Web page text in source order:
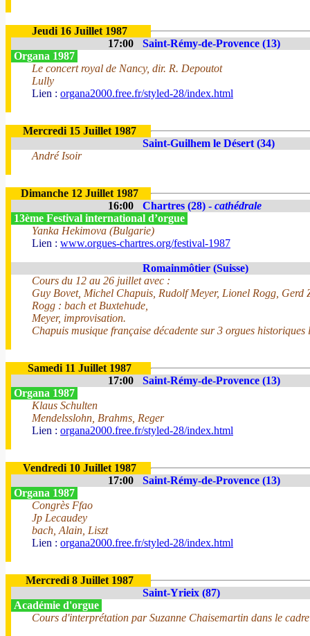
Jeudi 16 Juillet 1987
17:00
Saint-Rémy-de-Provence (13)
Organa 1987
Le concert royal de Nancy, dir. R. Depoutot
Lully
Lien : organa2000.free.fr/styled-28/index.html
Mercredi 15 Juillet 1987
Saint-Guilhem le Désert (34)
André Isoir
Dimanche 12 Juillet 1987
16:00
Chartres (28) - cathédrale
13ème Festival international d’orgue
Yanka Hekimova (Bulgarie)
Lien : www.orgues-chartres.org/festival-1987
Romainmôtier (Suisse)
Cours du 12 au 26 juillet avec :
Guy Bovet, Michel Chapuis, Rudolf Meyer, Lionel Rogg, Gerd
Rogg : bach et Buxtehude,
Meyer, improvisation.
Chapuis musique française décadente sur 3 orgues
Samedi 11 Juillet 1987
17:00
Saint-Rémy-de-Provence (13)
Organa 1987
Klaus Schulten
Mendelsslohn, Brahms, Reger
Lien : organa2000.free.fr/styled-28/index.html
Vendredi 10 Juillet 1987
17:00
Saint-Rémy-de-Provence (13)
Organa 1987
Congrès Ffao
Jp Lecaudey
bach, Alain, Liszt
Lien : organa2000.free.fr/styled-28/index.html
Mercredi 8 Juillet 1987
Saint-Yrieix (87)
Académie d'orgue
Cours d'interprétation par Suzanne Chaisemartin dans le